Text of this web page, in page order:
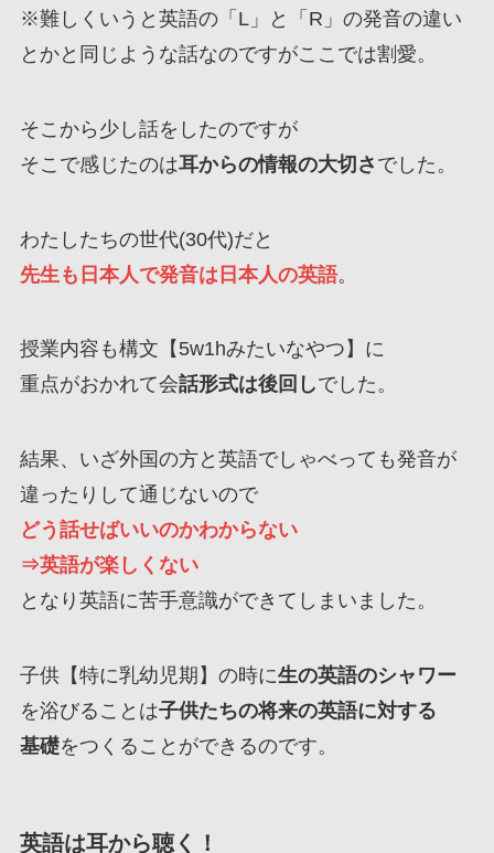
※難しくいうと英語の「L」と「R」の発音の違い
とかと同じような話なのですがここでは割愛。
そこから少し話をしたのですが
そこで感じたのは耳からの情報の大切さ でした。
わたしたちの世代(30代)だと
先生も日本人で発音は日本人の英語。
授業内容も構文【5w1hみたいなやつ】に
重点がおかれて会話形式は後回しでした。
結果、いざ外国の方と英語でしゃべっても発音が
違ったりして通じないので
どう話せばいいのかわからない
⇒英語が楽しくない
となり英語に苦手意識ができてしまいました。
子供【特に乳幼児期】の時に生の英語のシャワー
を浴びることは子供たちの将来の英語に対する
基礎をつくることができるのです。
英語は耳から聴く！